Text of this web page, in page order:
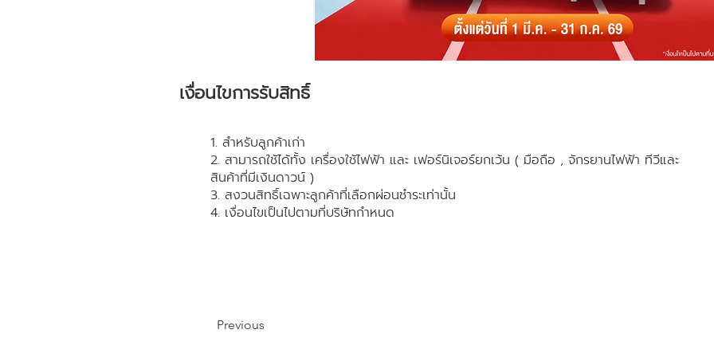
เงื่อนไขการรับสิทธิ์
1. สำหรับลูกค้าเก่า
2. สามารถใช้ได้ทั้ง เครื่องใช้ไฟฟ้า และ เฟอร์นิเจอร์ยกเว้น ( มือถือ , จักรยานไฟฟ้า ทีวีและ
สินค้าที่มีเงินดาวน์ )
3. สงวนสิทธิ์เฉพาะลูกค้าที่เลือกผ่อนชำระเท่านั้น
4. เงื่อนไขเป็นไปตามที่บริษัทกำหนด
Previous